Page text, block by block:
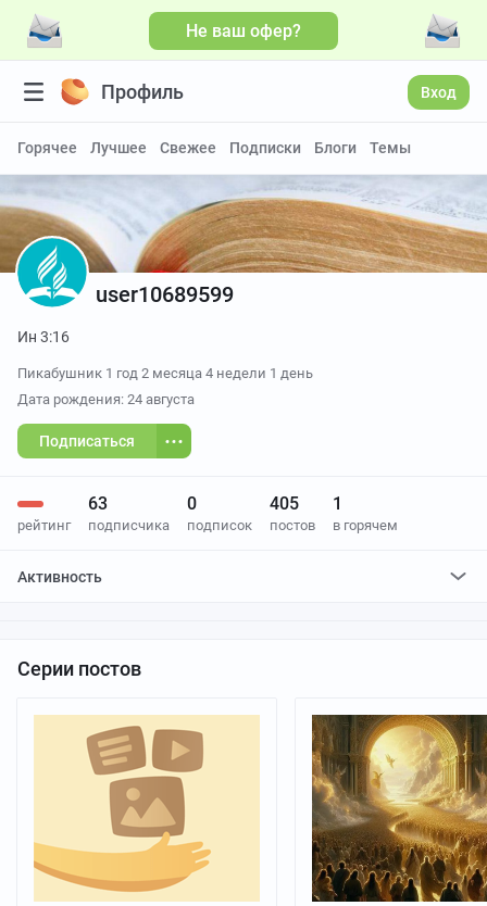
Не ваш офер?
Профиль Вход
Горячее Лучшее Свежее Подписки Блоги Темы
user10689599
Ин 3:16
Пикабушник 1 год 2 месяца 4 недели 1 день
Дата рождения: 24 августа
Подписаться
рейтинг
63
подписчика
0
подписок
405
постов
1
в горячем
Активность
Серии постов